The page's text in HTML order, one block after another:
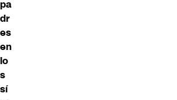
pa
dr
es
en
lo
s
sí